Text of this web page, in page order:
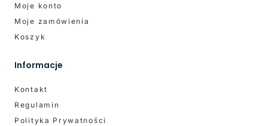
Moje konto
Moje zamówienia
Koszyk
Informacje
Kontakt
Regulamin
Polityka Prywatności